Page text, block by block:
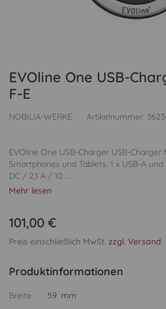
EVOline One USB-
F-E
NOBILIA-WERKE Artikelnummer:
EVOline One USB-Charger USB-
Smartphones und Tablets. 1 x USB-A und
DC / 2,1 A / 10 ...
Mehr lesen
101,00 €
Preis einschließlich MwSt. zzgl. Versand
Produktinformationen
Breite:
59 mm